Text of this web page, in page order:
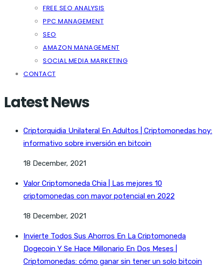
FREE SEO ANALYSIS
PPC MANAGEMENT
SEO
AMAZON MANAGEMENT
SOCIAL MEDIA MARKETING
CONTACT
Latest News
Criptorquidia Unilateral En Adultos | Criptomonedas hoy:
informativo sobre inversión en bitcoin
18 December, 2021
Valor Criptomoneda Chia | Las mejores 10
criptomonedas con mayor potencial en 2022
18 December, 2021
Invierte Todos Sus Ahorros En La Criptomoneda
Dogecoin Y Se Hace Millonario En Dos Meses |
Criptomonedas: cómo ganar sin tener un solo bitcoin